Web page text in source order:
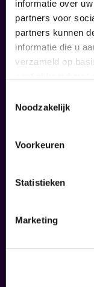
informatie over
partners voor
partners kunnen
informatie die u
verzameld op
Noodzakelijk
Voorkeuren
Statistieken
Marketing
Borrelbox
€ 11,25 | De Doolhof |
augustus